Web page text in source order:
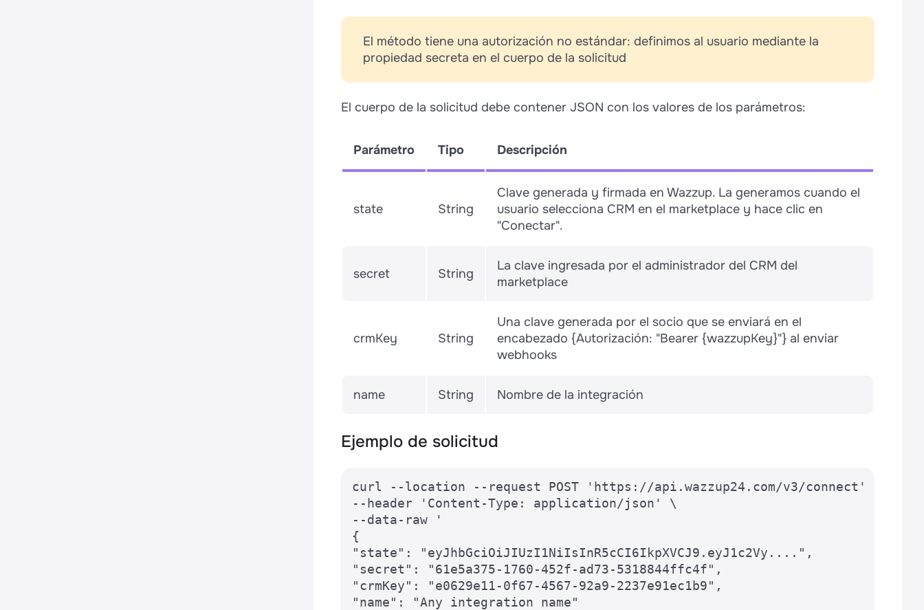
El método tiene una autorización no estándar: definimos al usuario mediante la
propiedad secreta en el cuerpo de la solicitud
El cuerpo de la solicitud debe contener JSON con los valores de los parámetros:
Parámetro Tipo Descripción
state String
Clave generada y firmada en Wazzup. La generamos cuando el
usuario selecciona CRM en el marketplace y hace clic en
"Conectar".
secret String
La clave ingresada por el administrador del CRM del
marketplace
crmKey String
Una clave generada por el socio que se enviará en el
encabezado {Autorización: "Bearer {wazzupKey}"} al enviar
webhooks
name String Nombre de la integración
Ejemplo de solicitud
curl --location --request POST 'https://api.wazzup24.com/v3/connect' \
--header 'Content-Type: application/json' \
--data-raw '
{
"state": "eyJhbGciOiJIUzI1NiIsInR5cCI6IkpXVCJ9.eyJ1c2Vy....",
"secret": "61e5a375-1760-452f-ad73-5318844ffc4f",
"crmKey": "e0629e11-0f67-4567-92a9-2237e91ec1b9",
"name": "Any integration name"